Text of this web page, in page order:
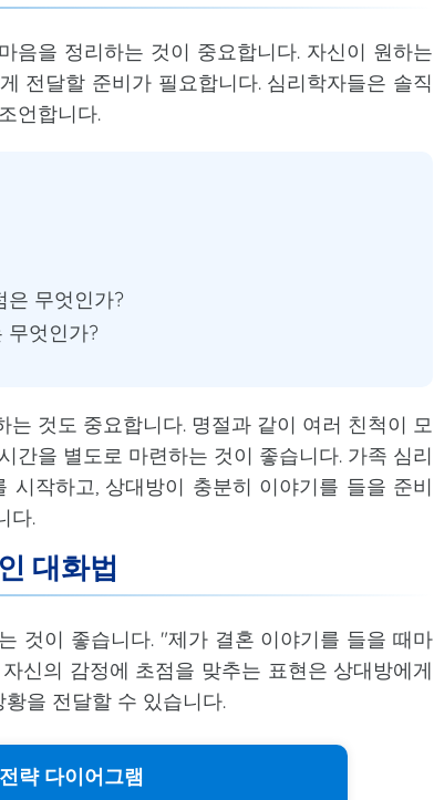
음을 정리하는 것이 중요합니다. 자신이 원하는
전달할 준비가 필요합니다. 심리학자들은 솔직
언합니다.
은 무엇인가?
무엇인가?
것도 중요합니다. 명절과 같이 여러 친척이 모
간을 별도로 마련하는 것이 좋습니다. 가족 심리
작하고, 상대방이 충분히 이야기를 들을 준비
다.
대화법
것이 좋습니다. "제가 결혼 이야기를 들을 때마
신의 감정에 초점을 맞추는 표현은 상대방에게
을 전달할 수 있습니다.
략 다이어그램